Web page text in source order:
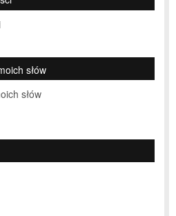
słów
słów